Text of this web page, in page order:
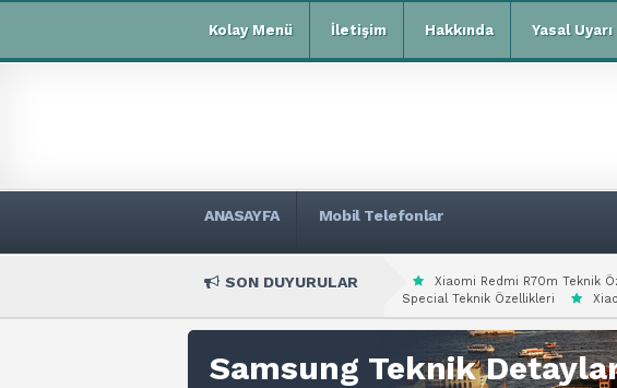
Kolay Menü İletişim Hakkında Yasal Uyarı
ANASAYFA Mobil Telefonlar
SON DUYURULAR Xiaomi Redmi R70m Teknik
Special Teknik Özellikleri
Samsung Teknik